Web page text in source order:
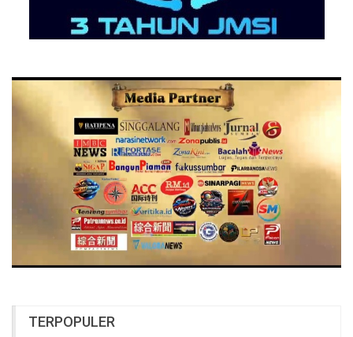
TERPOPULER